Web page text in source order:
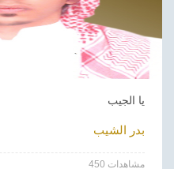
يا الجيب
بدر الشيب
450 مشاهدات